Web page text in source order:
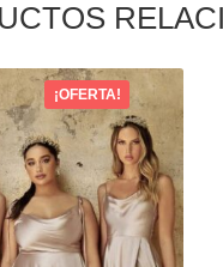
¡OFERTA!